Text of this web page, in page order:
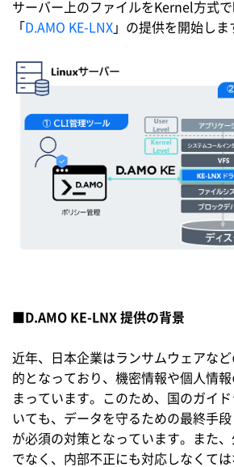
サーバー上のファイルをKernel方式
「 D.AMO KE-LNX 」の提供を開始しま
D.AMO KE-LNX 提供の背景
近年、日本企業はランサムウェアな
的となっており、機密情報や個人情
まっています。このため、国のガイ
いても、データを守るための最終手
が必須の対策となっています。また
でなく、内部不正にも対応しなくては